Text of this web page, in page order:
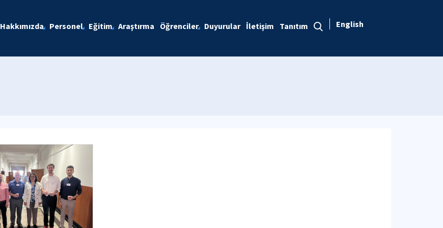
Hakkımızda Personel Eğitim Araştırma Öğrenciler Duyurular İletişim Tanıtım English